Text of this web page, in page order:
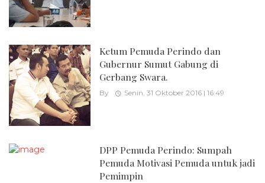
Ketum Pemuda Perindo dan
Gubernur Sumut Gabung di
Gerbang Swara.
By Senin, 31 Oktober 2016 | 16:49
DPP Pemuda Perindo: Sumpah
Pemuda Motivasi Pemuda untuk jadi
Pemimpin